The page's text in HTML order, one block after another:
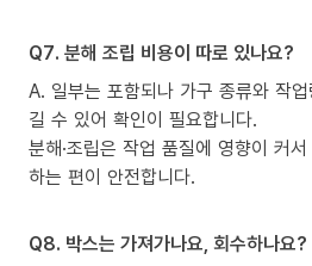
Q7. 분해 조립 비용이 따로 있나요?
A. 일부는 포함되나 가구 종류와 작
길 수 있어 확인이 필요합니다.
분해·조립은 작업 품질에 영향이 커
하는 편이 안전합니다.
Q8. 박스는 가져가나요, 회수하나요?